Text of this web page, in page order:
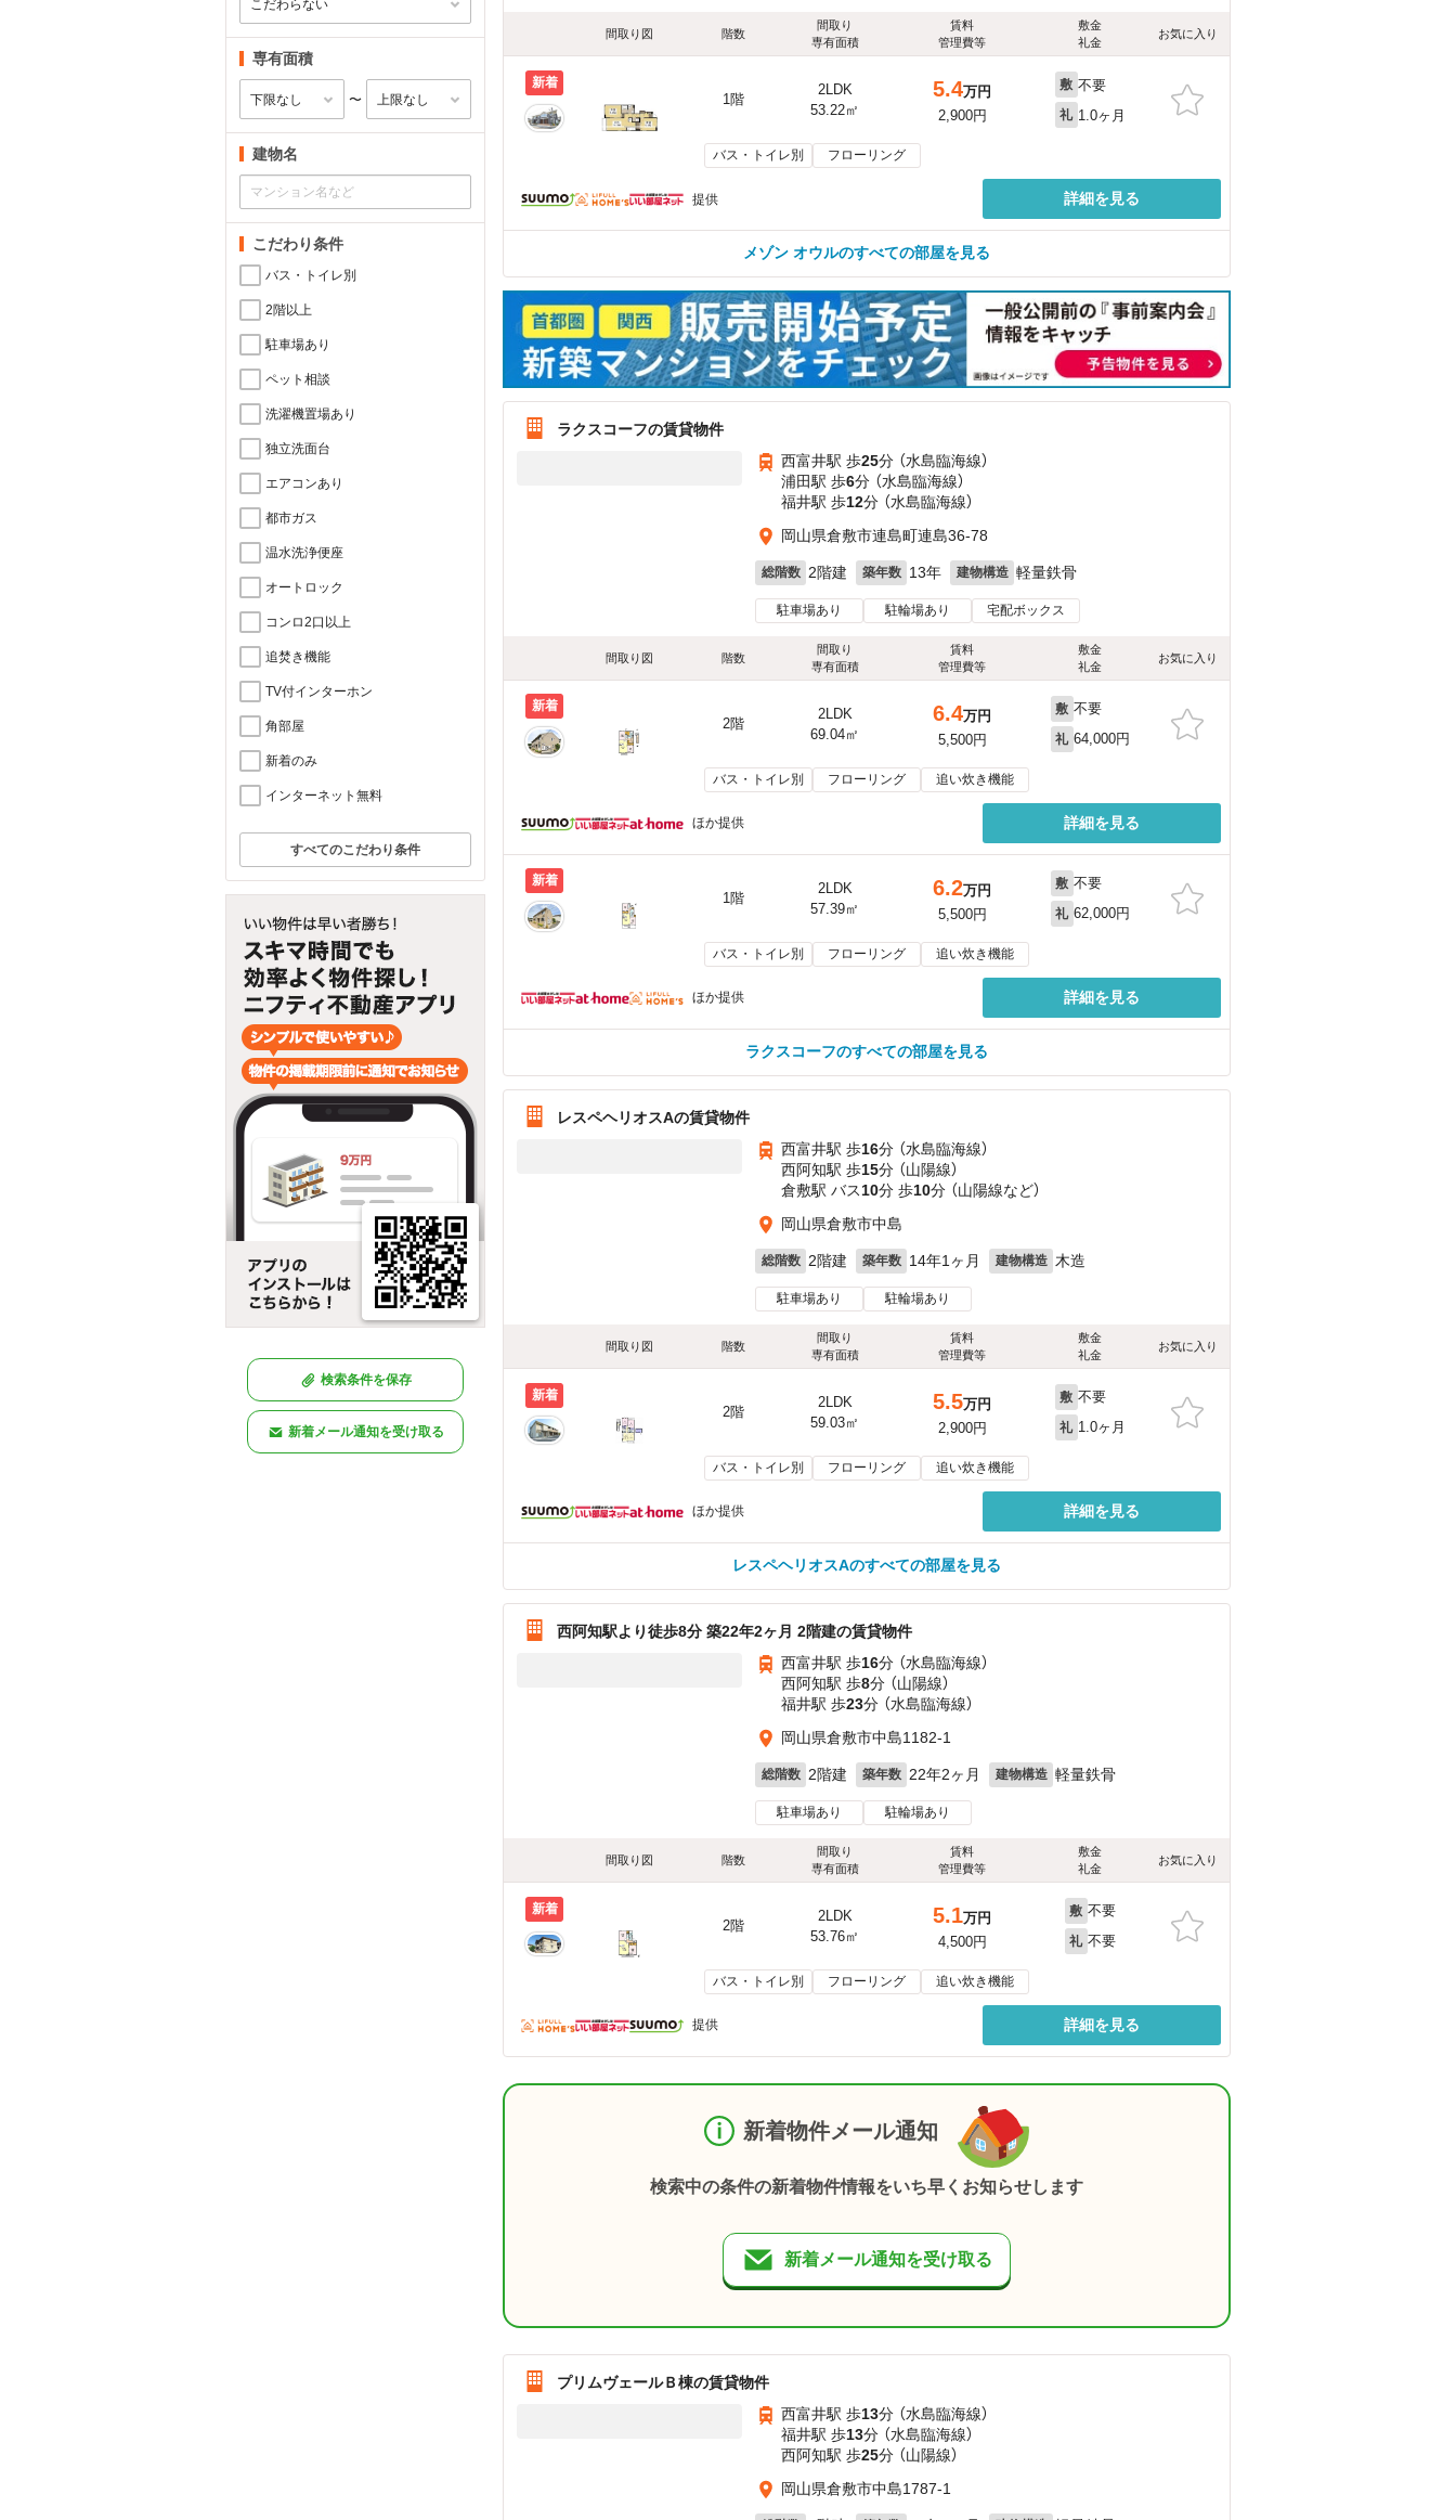
専有面積
〜
建物名
こだわり条件
バス・トイレ別
2階以上
駐車場あり
ペット相談
洗濯機置場あり
独立洗面台
エアコンあり
都市ガス
温水洗浄便座
オートロック
コンロ2口以上
追焚き機能
TV付インターホン
角部屋
新着のみ
インターネット無料
すべてのこだわり条件
検索条件を保存
新着メール通知を受け取る
間取り図 階数
間取り
専有面積
賃料
管理費等
敷金
礼金
お気に入り
新着
1階
2LDK
53.22㎡
5.4万円
2,900円
敷 不要
礼 1.0ヶ月
バス・トイレ別 フローリング
提供 詳細を見る
メゾン オウルのすべての部屋を見る
ラクスコーフの賃貸物件
西富井駅 歩25分 （水島臨海線）
浦田駅 歩6分 （水島臨海線）
福井駅 歩12分 （水島臨海線）
岡山県倉敷市連島町連島36-78
総階数 2階建 築年数 13年 建物構造 軽量鉄骨
駐車場あり 駐輪場あり 宅配ボックス
間取り図 階数
間取り
専有面積
賃料
管理費等
敷金
礼金
お気に入り
新着
2階
2LDK
69.04㎡
6.4万円
5,500円
敷 不要
礼 64,000円
バス・トイレ別 フローリング 追い炊き機能
ほか提供 詳細を見る
新着
1階
2LDK
57.39㎡
6.2万円
5,500円
敷 不要
礼 62,000円
バス・トイレ別 フローリング 追い炊き機能
ほか提供 詳細を見る
ラクスコーフのすべての部屋を見る
レスペヘリオスAの賃貸物件
西富井駅 歩16分 （水島臨海線）
西阿知駅 歩15分 （山陽線）
倉敷駅 バス10分 歩10分 （山陽線など）
岡山県倉敷市中島
総階数 2階建 築年数 14年1ヶ月 建物構造 木造
駐車場あり 駐輪場あり
間取り図 階数
間取り
専有面積
賃料
管理費等
敷金
礼金
お気に入り
新着
2階
2LDK
59.03㎡
5.5万円
2,900円
敷 不要
礼 1.0ヶ月
バス・トイレ別 フローリング 追い炊き機能
ほか提供 詳細を見る
レスペヘリオスAのすべての部屋を見る
西阿知駅より徒歩8分 築22年2ヶ月 2階建の賃貸物件
西富井駅 歩16分 （水島臨海線）
西阿知駅 歩8分 （山陽線）
福井駅 歩23分 （水島臨海線）
岡山県倉敷市中島1182-1
総階数 2階建 築年数 22年2ヶ月 建物構造 軽量鉄骨
駐車場あり 駐輪場あり
間取り図 階数
間取り
専有面積
賃料
管理費等
敷金
礼金
お気に入り
新着
2階
2LDK
53.76㎡
5.1万円
4,500円
敷 不要
礼 不要
バス・トイレ別 フローリング 追い炊き機能
提供 詳細を見る
新着物件メール通知
検索中の条件の新着物件情報をいち早くお知らせします
新着メール通知を受け取る
プリムヴェールＢ棟の賃貸物件
西富井駅 歩13分 （水島臨海線）
福井駅 歩13分 （水島臨海線）
西阿知駅 歩25分 （山陽線）
岡山県倉敷市中島1787-1